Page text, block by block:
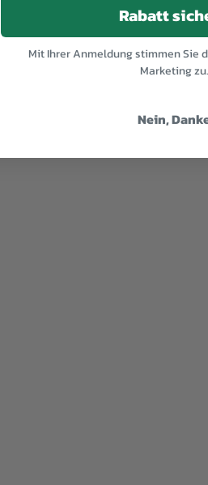
Rabatt
Mit Ihrer Anmeldung stimmen Sie
Marketing zu.
Nein,